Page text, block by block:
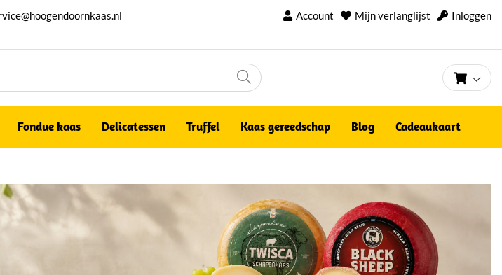
Account Mijn verlanglijst Inloggen
Fondue kaas Delicatessen Truffel Kaas gereedschap Blog Cadeaukaart